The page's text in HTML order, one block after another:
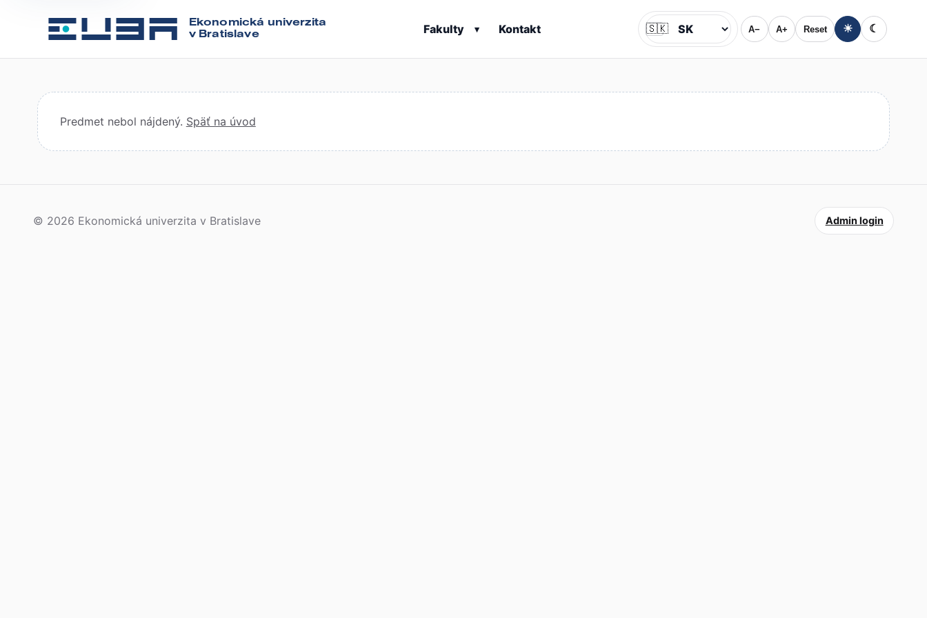
Ekonomická univerzita
v Bratislave
Fakulty ▾ Kontakt Jazyk
🇸🇰 A− A+ Reset ☀ ☾
Predmet nebol nájdený. Späť na úvod
© 2026 Ekonomická univerzita v Bratislave Admin login